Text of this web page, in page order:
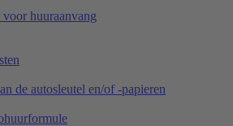
huuraanvang
de autosleutel en/of -papieren